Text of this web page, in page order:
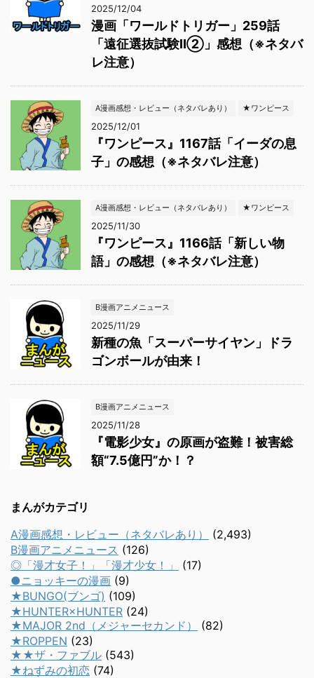
2025/12/04
漫画「ワールドトリガー」259話
「遠征選抜試験Ⅱ②」感想（※ネタバ
レ注意）
A漫画感想・レビュー（ネタバレあり） ★ワンピース
2025/12/01
『ワンピース』1167話「イーダの息
子」の感想（※ネタバレ注意）
A漫画感想・レビュー（ネタバレあり） ★ワンピース
2025/11/30
『ワンピース』1166話「新しい物
語」の感想（※ネタバレ注意）
B漫画アニメニュース
2025/11/29
新種の魚「スーパーサイヤン」ドラ
ゴンボールが由来！
B漫画アニメニュース
2025/11/28
『電影少女』の原画が盗難！被害総
額“7.5億円”か！？
まんがカテゴリ
A漫画感想・レビュー（ネタバレあり）
(2,493)
B漫画アニメニュース (126)
◎「漫才女子！」「漫才少女！」
(17)
●ニョッキーの漫画 (9)
★BUNGO(ブンゴ) (109)
★HUNTER×HUNTER (24)
★MAJOR 2nd（メジャーセカンド）
(82)
★ROPPEN (23)
★★ザ・ファブル (543)
★ねずみの初恋 (74)